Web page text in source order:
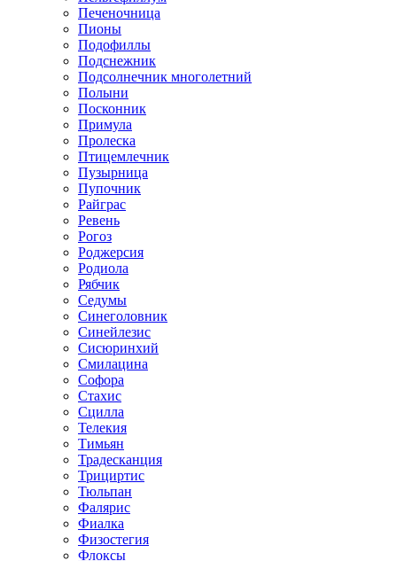
Печеночница
Пионы
Подофиллы
Подснежник
Подсолнечник многолетний
Полыни
Посконник
Примула
Пролеска
Птицемлечник
Пузырница
Пупочник
Райграс
Ревень
Рогоз
Роджерсия
Родиола
Рябчик
Седумы
Синеголовник
Синейлезис
Сисюринхий
Смилацина
Софора
Стахис
Сцилла
Телекия
Тимьян
Традесканция
Трициртис
Тюльпан
Фалярис
Фиалка
Физостегия
Флоксы